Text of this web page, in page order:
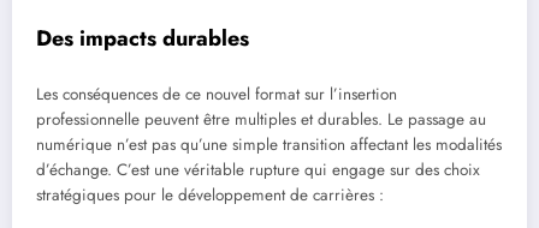
Des impacts durables
Les conséquences de ce nouvel format sur l’insertion
professionnelle peuvent être multiples et durables. Le passage au
numérique n’est pas qu’une simple transition affectant les modalités
d’échange. C’est une véritable rupture qui engage sur des choix
stratégiques pour le développement de carrières :